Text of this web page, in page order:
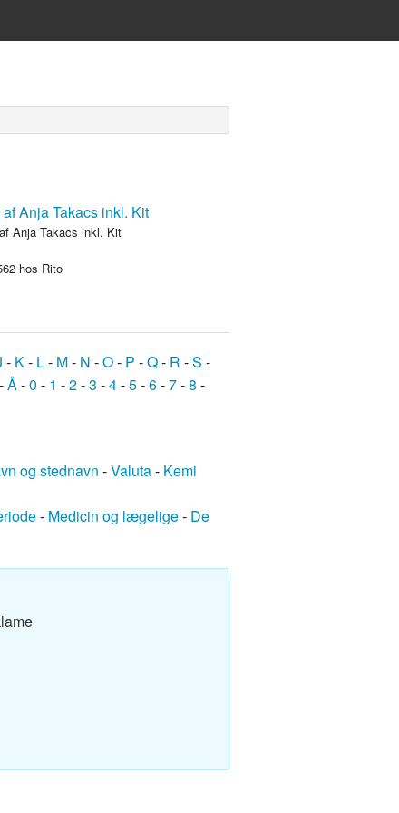
Anja Takacs inkl. Kit
hos Rito
- K- L- M- N -O- P -Q- R -S -
-Å-0 - 1 -2-3 -4-5-6-7-8 -
og stednavn -Valuta- Kemi
- Medicin og lægelige- De